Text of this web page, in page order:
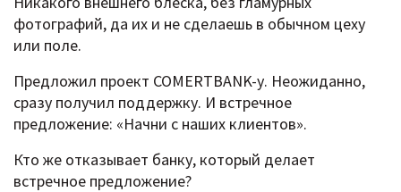
фотографий, да их и не сделаешь в обычном цеху
или поле.
Предложил проект COMERTBANK-у. Неожиданно,
сразу получил поддержку. И встречное
предложение: «Начни с наших клиентов».
Кто же отказывает банку, который делает
встречное предложение?